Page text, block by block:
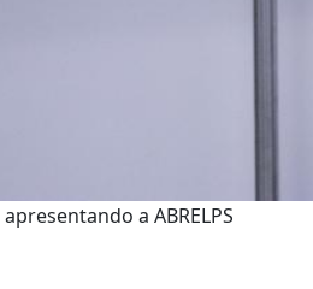
a ABRELPS